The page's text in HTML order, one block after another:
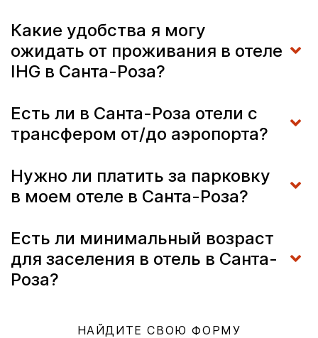
Какие удобства я могу
ожидать от проживания в отеле
IHG в Санта-Роза?
Есть ли в Санта-Роза отели с
трансфером от/до аэропорта?
Нужно ли платить за парковку
в моем отеле в Санта-Роза?
Есть ли минимальный возраст
для заселения в отель в Санта-
Роза?
НАЙДИТЕ СВОЮ ФОРМУ